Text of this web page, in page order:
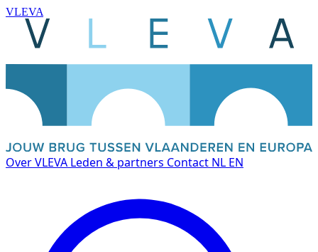
VLEVA
Over VLEVA Leden & partners Contact NL EN